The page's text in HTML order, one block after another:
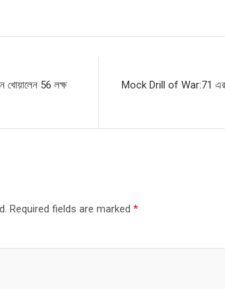
খোয়ালেন 56 লক্ষ
Mock Drill of War:71 এর
Required fields are marked *